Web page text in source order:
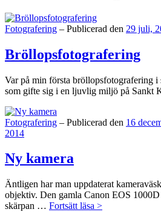
Kategorier:
Fotografering – Publicerad den 29 juli,
Bröllopsfotografering
Var på min första bröllopsfotografering i
som gifte sig i en ljuvlig miljö på Sankt
Kategorier:
Fotografering – Publicerad den 16
2014
Ny kamera
Äntligen har man uppdaterat
objektiv. Den gamla Canon EOS
skärpan … Fortsätt läsa >Ny